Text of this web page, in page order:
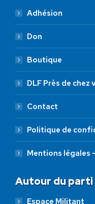
Adhésion
Don
Boutique
DLF Près de chez
Contact
Politique de
Mentions légales
Autour du parti
Espace Militant